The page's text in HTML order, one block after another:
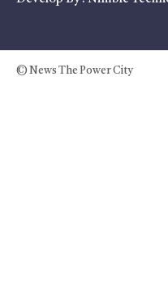
© News The Power City